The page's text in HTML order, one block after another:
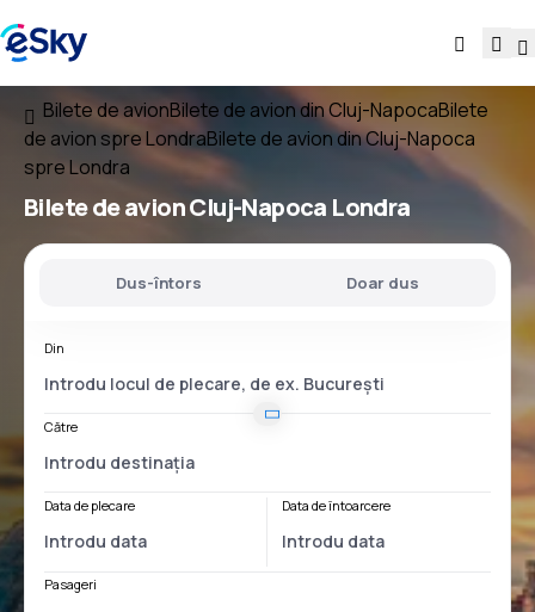
Bilete de avionBilete de avion din Cluj-NapocaBilete
de avion spre LondraBilete de avion din Cluj-Napoca
spre Londra
Bilete de avionCluj-Napoca Londra
Dus-întors Doar dus
Din
Către
Data de plecare Data de întoarcere
Pasageri